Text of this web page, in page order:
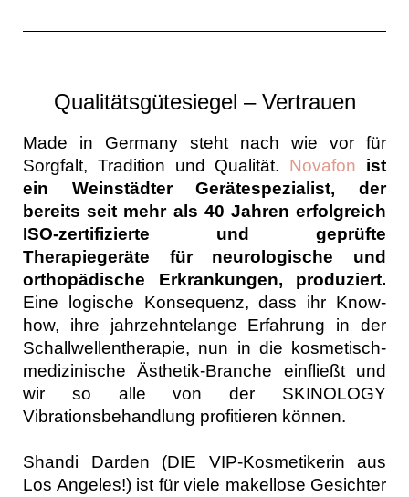
Qualitätsgütesiegel – Vertrauen
Made in Germany steht nach wie vor für
Sorgfalt, Tradition und Qualität. Novafon ist
ein Weinstädter Gerätespezialist, der
bereits seit mehr als 40 Jahren erfolgreich
ISO-zertifizierte und geprüfte
Therapiegeräte für neurologische und
orthopädische Erkrankungen, produziert.
Eine logische Konsequenz, dass ihr Know-
how, ihre jahrzehntelange Erfahrung in der
Schallwellentherapie, nun in die kosmetisch-
medizinische Ästhetik-Branche einfließt und
wir so alle von der SKINOLOGY
Vibrationsbehandlung profitieren können.
Shandi Darden (DIE VIP-Kosmetikerin aus
Los Angeles!) ist für viele makellose Gesichter